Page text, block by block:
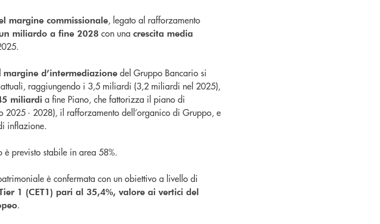
margine commissionale, legato al rafforzamento
miliardo a fine 2028 con una crescita media
margine d’intermediazione del Gruppo Bancario si
raggiungendo i 3,5 miliardi (3,2 miliardi nel 2025),
miliardi a fine Piano, che fattorizza il piano di
2025 - 2028), il rafforzamento dell’organico di Gruppo, e
inflazione.
previsto stabile in area 58%.
è confermata con un obiettivo a livello di
1 (CET1) pari al 35,4%, valore ai vertici del
.